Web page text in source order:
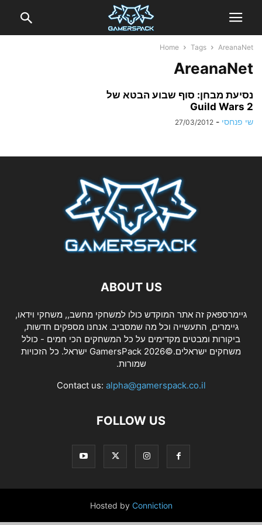
Home Tags AreanaNet
AreanaNet
נסיעת מבחן: סוף שבוע הבטא של
Guild Wars 2
שי פנחסי -
27/03/2012
ABOUT US
גיימרספאק זה אתר המוקדש כולו למשחקי מחשב,, משחקי וידאו,
גיימרים, התעשייה וכל מה שמסביב. אנחנו מספקים חדשות,
ביקורות ומבטים מקדימים על כל המשחקים הכי חמים - כולל
משחקים ישראלים.©2026 GamersPack ישראל. כל הזכויות
שמורות.
Contact us: alpha@gamerspack.co.il
FOLLOW US
Hosted by Conniction